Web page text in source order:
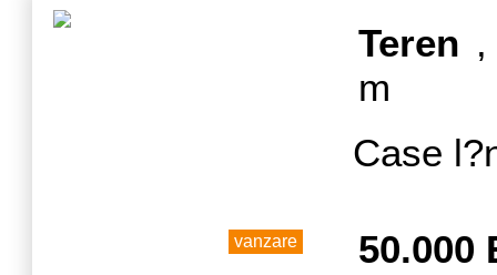
vanzare
Teren
m
Case
50.000